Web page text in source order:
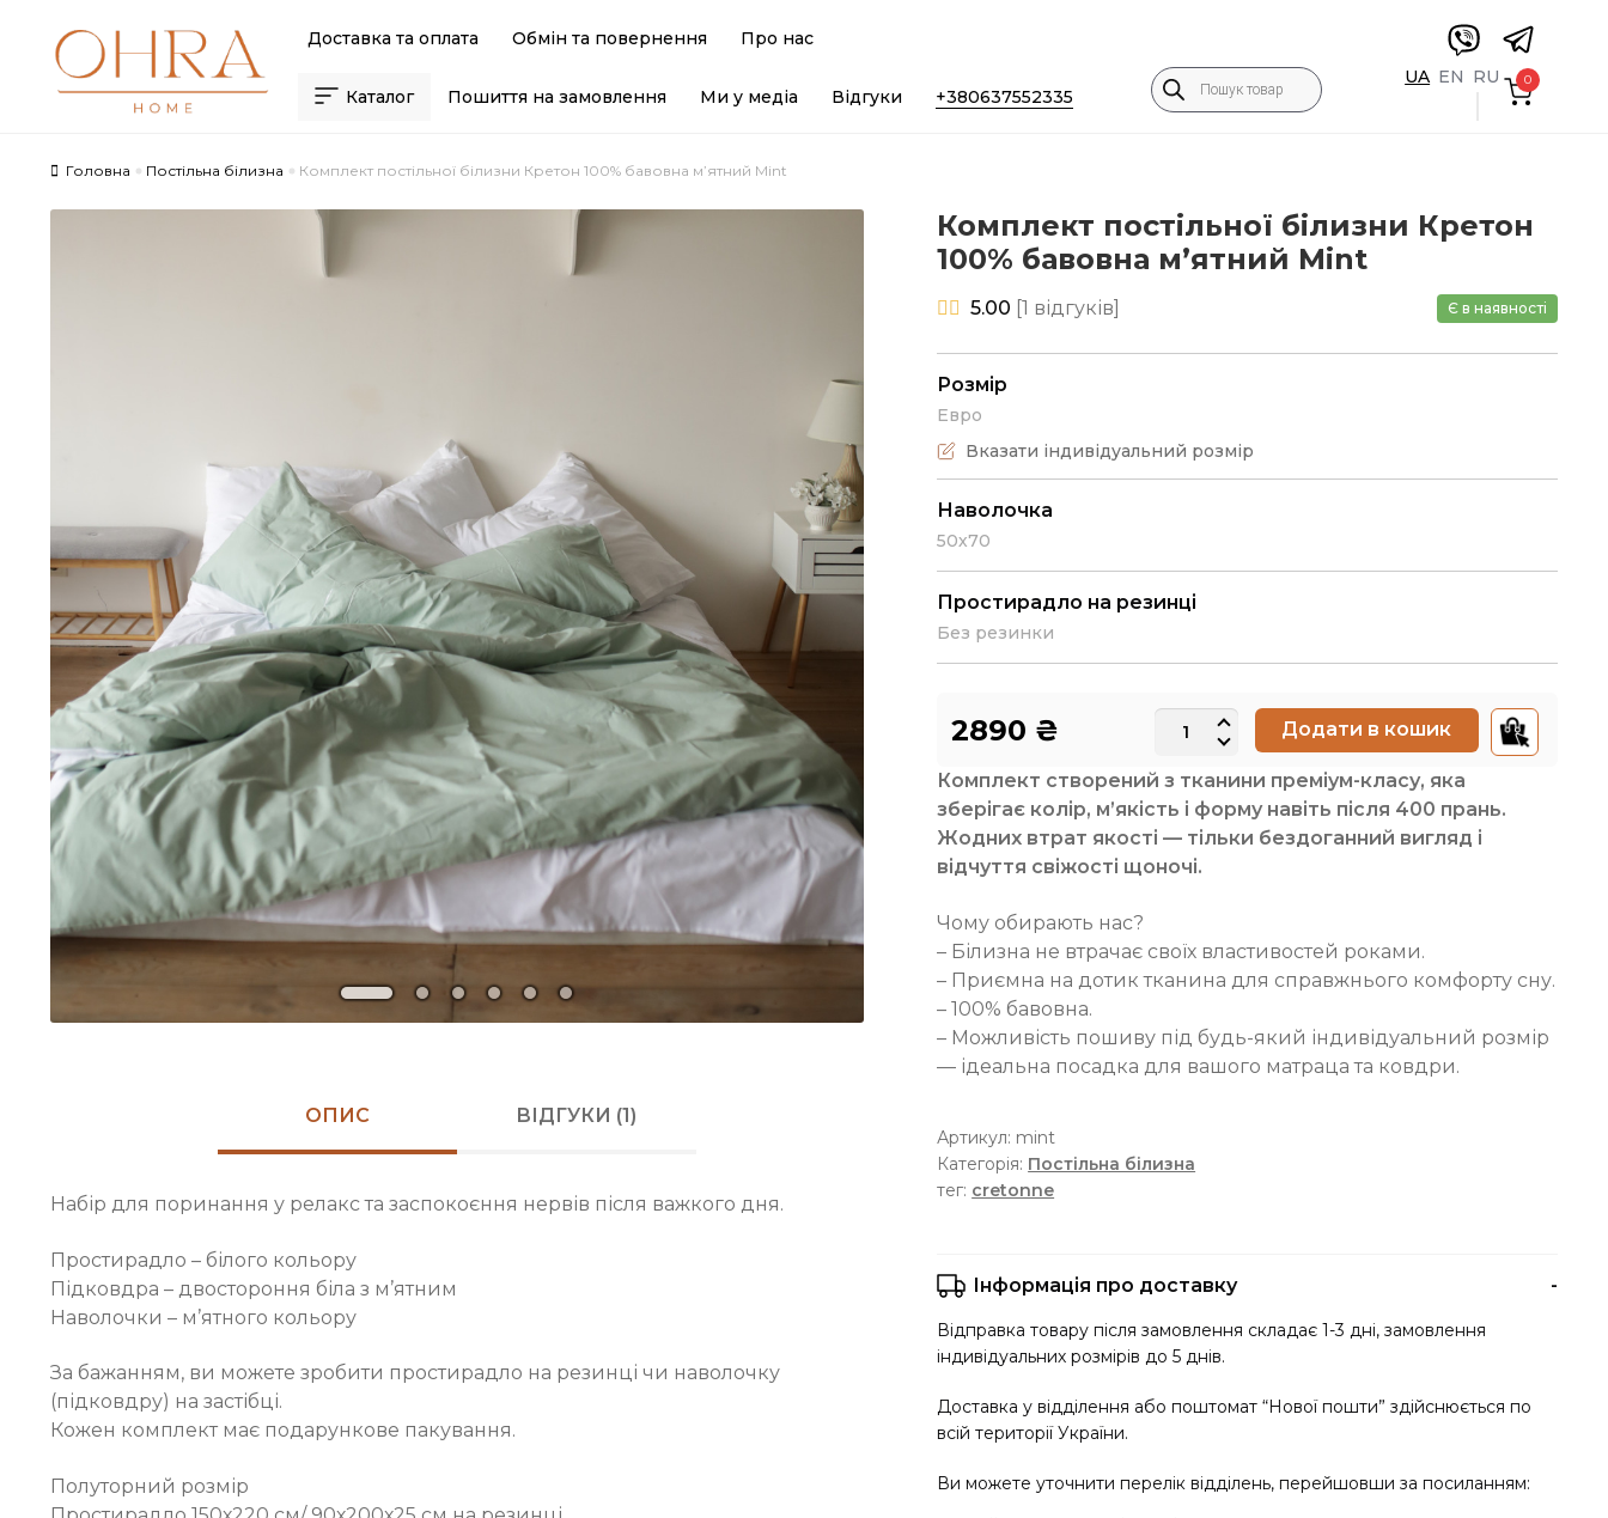
Skip
to
navigation
Skip
to
content
Доставка та оплата Обмін та повернення Про нас
Каталог Пошиття на замовлення Ми у медіа Відгуки +380637552335
Пошук
товарів
UA EN RU 0
Головна Постільна білизна Комплект постільної білизни Кретон 100% бавовна м’ятний Mint
ОПИС ВІДГУКИ (1)
Набір для поринання у релакс та заспокоєння нервів після важкого дня.
Простирадло – білого кольору
Підковдра – двостороння біла з м’ятним
Наволочки – м’ятного кольору
За бажанням, ви можете зробити простирадло на резинці чи наволочку
(підковдру) на застібці.
Кожен комплект має подарункове пакування.
Полуторний розмір
Комплект постільної білизни Кретон
100% бавовна м’ятний Mint
5.00 [1 відгуків] Є в наявності
Розмір
Евро
Вказати індивідуальний розмір
Наволочка
50х70
Простирадло на резинці
Без резинки
2890 ₴
Комплект
постільної
білизни
Кретон
100%
бавовна
кількість
Додати в кошик
Комплект створений з тканини преміум-класу, яка
зберігає колір, м’якість і форму навіть після 400 прань.
Жодних втрат якості — тільки бездоганний вигляд і
відчуття свіжості щоночі.
Чому обирають нас?
– Білизна не втрачає своїх властивостей роками.
– Приємна на дотик тканина для справжнього комфорту сну.
– 100% бавовна.
– Можливість пошиву під будь-який індивідуальний розмір
— ідеальна посадка для вашого матраца та ковдри.
Артикул: mint
Категорія: Постільна білизна
тег: cretonne
Інформація про доставку
Відправка товару після замовлення складає 1-3 дні, замовлення
індивідуальних розмірів до 5 днів.
Доставка у відділення або поштомат “Нової пошти” здійснюється по
всій території України.
Ви можете уточнити перелік відділень, перейшовши за посиланням: